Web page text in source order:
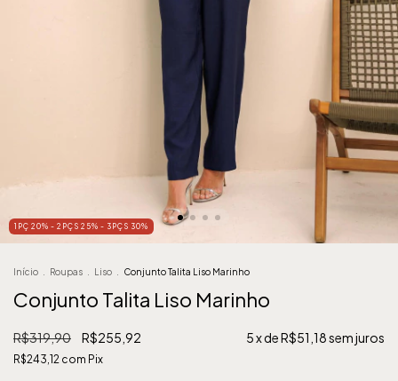
1PÇ 20% - 2PÇS 25% - 3PÇS 30%
Início Roupas Liso Conjunto Talita Liso Marinho
Conjunto Talita Liso Marinho
R$319,90 R$255,92 5x deR$51,18sem juros
R$243,12 com Pix